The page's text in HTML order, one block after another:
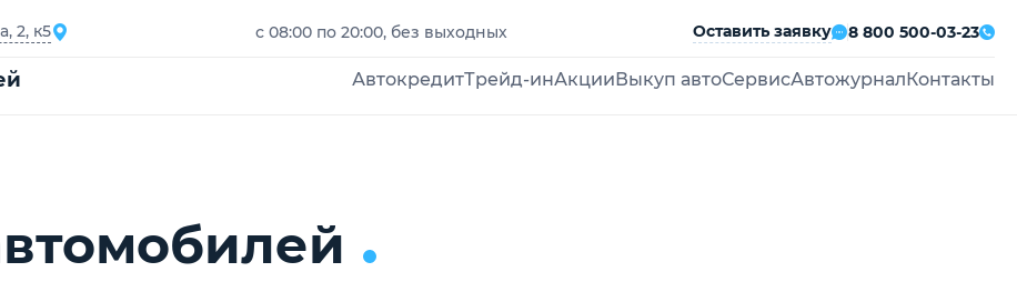
2, к5 с 08:00 по 20:00, без выходных Оставить заявку 8 800 500-03-23
АвтокредитТрейд-инАкции Выкуп автоСервисАвтожурнал Контакты